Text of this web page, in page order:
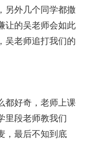
另外几个同学都撒
让的吴老师会如此
吴老师追打我们的
都好奇，老师上课
里段老师教我们
，最后不知到底